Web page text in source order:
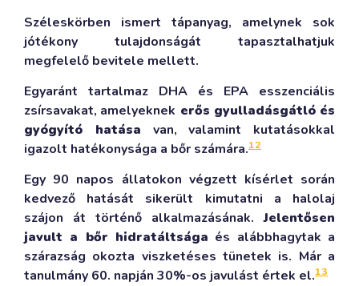
Széleskörben ismert tápanyag, amelynek sok
jótékony tulajdonságát tapasztalhatjuk
megfelelő bevitele mellett.
Egyaránt tartalmaz DHA és EPA esszenciális
zsírsavakat, amelyeknek erős gyulladásgátló és
gyógyító hatása van, valamint kutatásokkal
igazolt hatékonysága a bőr számára.12
Egy 90 napos állatokon végzett kísérlet során
kedvező hatását sikerült kimutatni a halolaj
szájon át történő alkalmazásának.Jelentősen
javult a bőr hidratáltsága és alábbhagytak a
szárazság okozta viszketéses tünetek is. Már a
tanulmány 60. napján 30%-os javulást értek el.13